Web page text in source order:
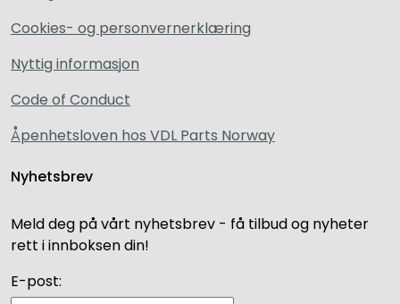
Cookies- og personvernerklæring
Nyttig informasjon
Code of Conduct
Åpenhetsloven hos VDL Parts Norway
Nyhetsbrev
Meld deg på vårt nyhetsbrev - få tilbud og nyheter
rett i innboksen din!
E-post: